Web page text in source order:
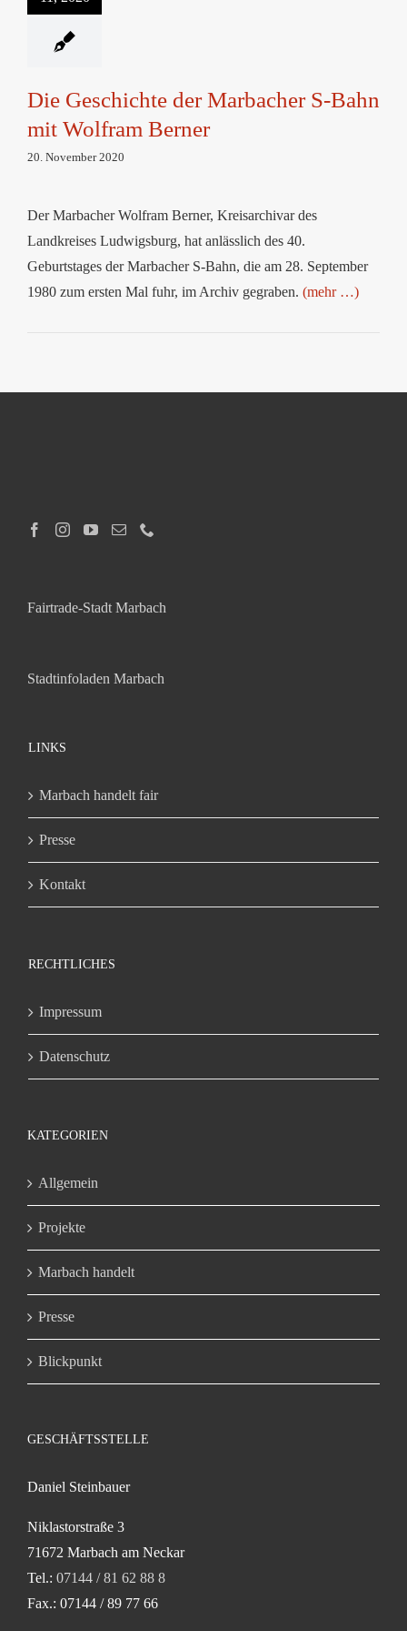
Die Geschichte der Marbacher S-Bahn
mit Wolfram Berner
20. November 2020
Der Marbacher Wolfram Berner, Kreisarchivar des
Landkreises Ludwigsburg, hat anlässlich des 40.
Geburtstages der Marbacher S-Bahn, die am 28. September
1980 zum ersten Mal fuhr, im Archiv gegraben. (mehr …)
Fairtrade-Stadt Marbach
Stadtinfoladen Marbach
LINKS
Marbach handelt fair
Presse
Kontakt
RECHTLICHES
Impressum
Datenschutz
KATEGORIEN
Allgemein
Projekte
Marbach handelt
Presse
Blickpunkt
GESCHÄFTSSTELLE
Daniel Steinbauer
Niklastorstraße 3
71672 Marbach am Neckar
Tel.: 07144 / 81 62 88 8
Fax.: 07144 / 89 77 66